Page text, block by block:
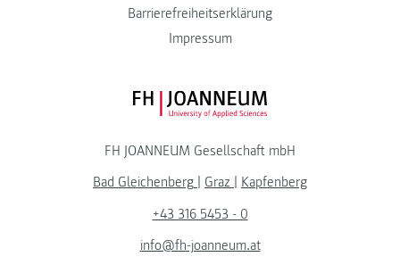
Barrierefreiheitserklärung
Impressum
FH JOANNEUM Logo
FH JOANNEUM Gesellschaft mbH
Bad Gleichenberg
Graz
Kapfenberg
+43 316 5453 - 0
info@fh-joanneum.at